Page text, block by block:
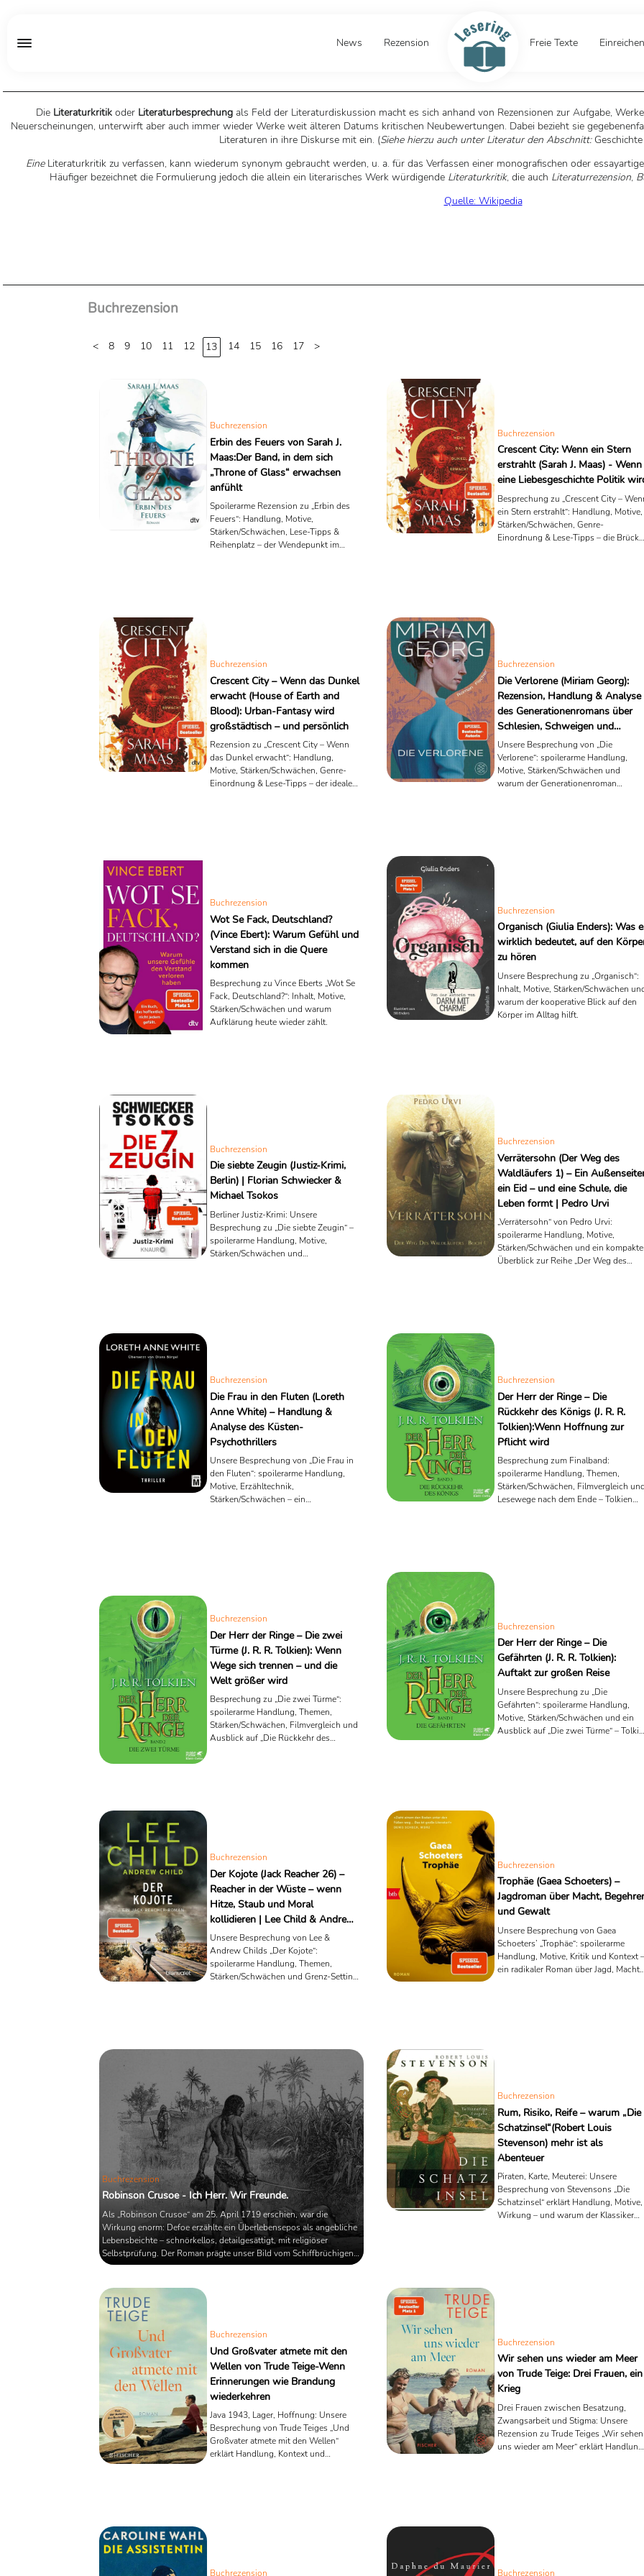
News Rezension Freie Texte Einreichen
Die Literaturkritikoder Literaturbesprechungals Feld der Literaturdiskussion macht es sich anhand von Rezensionen zur Aufgabe,
Neuerscheinungen, unterwirft aber auch immer wieder Werke weit älteren Datums kritischen Neubewertungen. Dabei bezieht sie
Literaturen in ihre Diskurse mit ein. (Siehe hierzu auch unter Literatur den Abschnitt:
EineLiteraturkritik zu verfassen, kann wiederum synonym gebraucht werden, u. a. für das Verfassen einer monografischen oder
Häufiger bezeichnet die Formulierung jedoch die allein ein literarisches Werk würdigende Literaturkritik, die auch Literaturrezension,
Quelle: Wikipedia
Buchrezension
< 8 9 10 11 12 13 14 15 16 17 >
Buchrezension
Erbin des Feuers von Sarah J.
Maas:Der Band, in dem sich
„Throne of Glass“ erwachsen
anfühlt
Spoilerarme Rezension zu „Erbin des
Feuers“: Handlung, Motive,
Stärken/Schwächen, Lese-Tipps &
Reihenplatz – der Wendepunkt im
Buchrezension
Crescent City: Wenn ein Stern
erstrahlt (Sarah J. Maas) - Wenn
eine Liebesgeschichte Politik
Besprechung zu „Crescent City –
ein Stern erstrahlt“: Handlung, Motive,
Stärken/Schwächen, Genre-
Einordnung & Lese-Tipps – die Brücke
Buchrezension
Crescent City – Wenn das Dunkel
erwacht (House of Earth and
Blood): Urban-Fantasy wird
großstädtisch – und persönlich
Rezension zu „Crescent City – Wenn
das Dunkel erwacht“: Handlung,
Motive, Stärken/Schwächen, Genre-
Einordnung & Lese-Tipps – der ideale
Buchrezension
Die Verlorene (Miriam Georg):
Rezension, Handlung & Analyse
des Generationenromans über
Schlesien, Schweigen und
Erinnerung
Unsere Besprechung von „Die
Verlorene“: spoilerarme Handlung,
Motive, Stärken/Schwächen und
warum der Generationenroman
Buchrezension
Wot Se Fack, Deutschland?
(Vince Ebert): Warum Gefühl und
Verstand sich in die Quere
kommen
Besprechung zu Vince Eberts „Wot Se
Fack, Deutschland?“: Inhalt, Motive,
Stärken/Schwächen und warum
Aufklärung heute wieder zählt.
Buchrezension
Organisch (Giulia Enders): Was
wirklich bedeutet, auf den
zu hören
Unsere Besprechung zu „Organisch“:
Inhalt, Motive, Stärken/Schwächen
warum der kooperative Blick auf den
Körper im Alltag hilft.
Buchrezension
Die siebte Zeugin (Justiz-Krimi,
Berlin) | Florian Schwiecker &
Michael Tsokos
Berliner Justiz-Krimi: Unsere
Besprechung zu „Die siebte Zeugin“ –
spoilerarme Handlung, Motive,
Stärken/Schwächen und
Buchrezension
Verrätersohn (Der Weg des
Waldläufers 1) – Ein
ein Eid – und eine Schule, die
Leben formt | Pedro Urvi
„Verrätersohn“ von Pedro Urvi:
spoilerarme Handlung, Motive,
Stärken/Schwächen und ein
Überblick zur Reihe „Der Weg des
Buchrezension
Die Frau in den Fluten (Loreth
Anne White) – Handlung &
Analyse des Küsten-
Psychothrillers
Unsere Besprechung von „Die Frau in
den Fluten“: spoilerarme Handlung,
Motive, Erzähltechnik,
Stärken/Schwächen – ein
Buchrezension
Der Herr der Ringe – Die
Rückkehr des Königs (J. R. R.
Tolkien):Wenn Hoffnung zur
Pflicht wird
Besprechung zum Finalband:
spoilerarme Handlung, Themen,
Stärken/Schwächen, Filmvergleich
Lesewege nach dem Ende – Tolkien
Buchrezension
Der Herr der Ringe – Die zwei
Türme (J. R. R. Tolkien): Wenn
Wege sich trennen – und die
Welt größer wird
Besprechung zu „Die zwei Türme“:
spoilerarme Handlung, Themen,
Stärken/Schwächen, Filmvergleich und
Ausblick auf „Die Rückkehr des
Buchrezension
Der Herr der Ringe – Die
Gefährten (J. R. R. Tolkien):
Auftakt zur großen Reise
Unsere Besprechung zu „Die
Gefährten“: spoilerarme Handlung,
Motive, Stärken/Schwächen und ein
Ausblick auf „Die zwei Türme“ –
Buchrezension
Der Kojote (Jack Reacher 26) –
Reacher in der Wüste – wenn
Hitze, Staub und Moral
kollidieren | Lee Child & Andrew
Child
Unsere Besprechung von Lee &
Andrew Childs „Der Kojote“:
spoilerarme Handlung, Themen,
Stärken/Schwächen und Grenz-Setting
Buchrezension
Trophäe (Gaea Schoeters) –
Jagdroman über Macht,
und Gewalt
Unsere Besprechung von Gaea
Schoeters’ „Trophäe“: spoilerarme
Handlung, Motive, Kritik und Kontext –
ein radikaler Roman über Jagd, Macht
Buchrezension
Robinson Crusoe - Ich Herr. Wir Freunde.
Als „Robinson Crusoe“ am 25. April 1719 erschien, war die
Wirkung enorm: Defoe erzählte ein Überlebensepos als angebliche
Lebensbeichte – schnörkellos, detailgesättigt, mit religiöser
Selbstprüfung. Der Roman prägte unser Bild vom Schiffbrüchigen,
der aus „Nichts“ ein Leben baut, und gilt bis heute als Grundstein
lesbares Kolonial- und Sklavereimuster – eine Spannung, an der
sich Gegenwart und Unterricht seit Jahrzehnten ...
Buchrezension
Rum, Risiko, Reife – warum „Die
Schatzinsel“(Robert Louis
Stevenson) mehr ist als
Abenteuer
Piraten, Karte, Meuterei: Unsere
Besprechung von Stevensons „Die
Schatzinsel“ erklärt Handlung, Motive,
Wirkung – und warum der Klassiker
Buchrezension
Und Großvater atmete mit den
Wellen von Trude Teige-Wenn
Erinnerungen wie Brandung
wiederkehren
Java 1943, Lager, Hoffnung: Unsere
Besprechung von Trude Teiges „Und
Großvater atmete mit den Wellen“
erklärt Handlung, Kontext und
Buchrezension
Wir sehen uns wieder am Meer
von Trude Teige: Drei Frauen, ein
Krieg
Drei Frauen zwischen Besatzung,
Zwangsarbeit und Stigma: Unsere
Rezension zu Trude Teiges „Wir sehen
uns wieder am Meer“ erklärt
Buchrezension Buchrezension